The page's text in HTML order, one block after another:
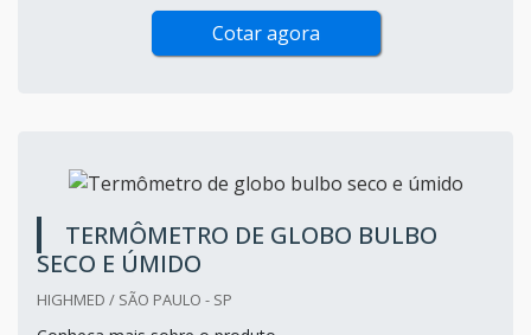
Cotar agora
TERMÔMETRO DE GLOBO BULBO
SECO E ÚMIDO
HIGHMED / SÃO PAULO - SP